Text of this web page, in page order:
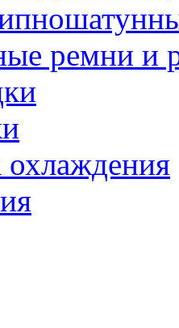
ремни и
охлаждения